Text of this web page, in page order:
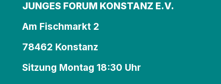
JUNGES FORUM KONSTANZ E.V.
Am Fischmarkt 2
78462 Konstanz
Sitzung Montag 18:30 Uhr